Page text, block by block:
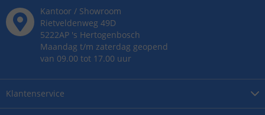
Klantenservice
Kantoor / Showroom
Rietveldenweg 49D
5222AP 's Hertogenbosch
Maandag t/m zaterdag geopend
van 09.00 tot 17.00 uur